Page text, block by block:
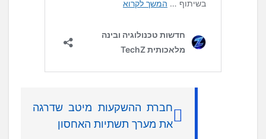
חברת ההשקעות מיטב שדרגה
את מערך תשתיות האחסון